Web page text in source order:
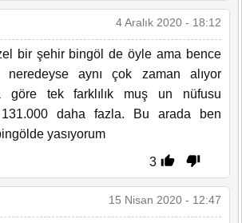
4 Aralık 2020 - 18:12
bir şehir bingöl de öyle ama bence
aynı çok zaman alıyor
göre tek farklılık muş un nüfusu
131.000 daha fazla. Bu arada ben
yasıyorum
3
15 Nisan 2020 - 12:47